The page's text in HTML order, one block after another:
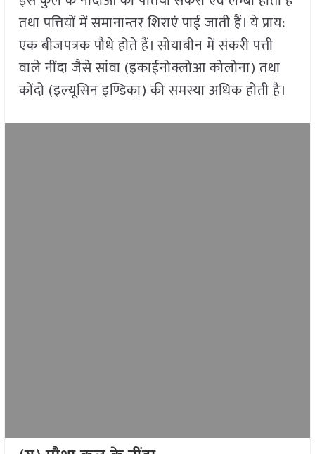
तथा पत्तियों में समानान्तर शिराएं पाई जाती हैं। ये प्राय:
एक बीजपत्रक पौधे होते हैं। सोयाबीन में संकरी पत्ती
वाले नींदा जैसे सांवा (इकाईनोक्लोआ कोलोना) तथा
कोंदो (इल्यूसिन इण्डिका) की समस्या अधिक होती है।